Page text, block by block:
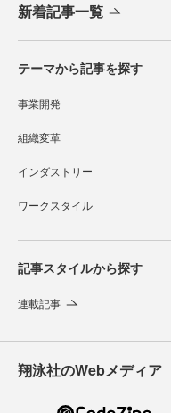
新着記事一覧
テーマから記事を探す
事業開発
組織変革
インダストリー
ワークスタイル
記事スタイルから探す
連載記事
翔泳社のWebメディア